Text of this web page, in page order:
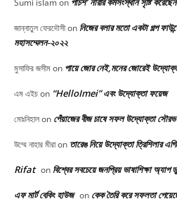
জান্নাতুল ফেরদৌসীon নিজের বলার মতো একটা গল্প
মহাসম্মেলন-২০২২
মুসাফির জসীমon পায়ে জোর নেই,মনের জোরেই
এম এইচon “HelloImei” এবং উদ্যোক্তা ফয়েজ
মোঃনিহালon পেঁয়াজের বীজ চাষে সফল উদ্যোক্তা
উম্মে নাহার মীরাon তারেঙ নিয়ে উদ্যোক্তা ত্রিশিলার
Rifat on বিশ্বের সবচেয়ে জনপ্রিয় ভাষাশিক্ষা অ্যাপ
এফ মার্ট বেকিং হাউজ on কেক তৈরি করে সফলতা